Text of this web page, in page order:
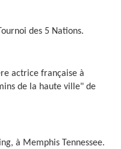
des 5 Nations.
actrice française à
de la haute ville" de
à Memphis Tennessee.